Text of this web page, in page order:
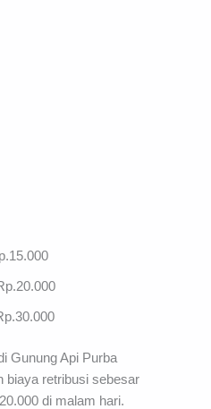
Gunung Api Purba
biaya retribusi sebesar
di malam hari.